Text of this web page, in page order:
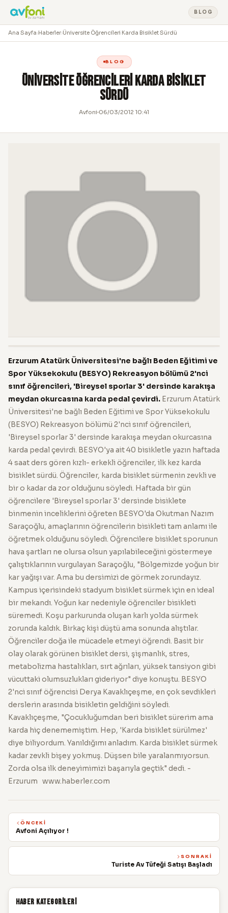
BLOG
Ana Sayfa›Haberler›Üniversite Öğrencileri Karda Bisiklet Sürdü
BLOG
Üniversite Öğrencileri Karda Bisiklet
Sürdü
Avfoni 06/03/2012 10:41
Erzurum Atatürk Üniversitesi'ne bağlı Beden Eğitimi ve
Spor Yüksekokulu (BESYO) Rekreasyon bölümü 2'nci
sınıf öğrencileri, 'Bireysel sporlar 3' dersinde karakışa
meydan okurcasına karda pedal çevirdi. Erzurum Atatürk
Üniversitesi'ne bağlı Beden Eğitimi ve Spor Yüksekokulu
(BESYO) Rekreasyon bölümü 2'nci sınıf öğrencileri,
'Bireysel sporlar 3' dersinde karakışa meydan okurcasına
karda pedal çevirdi. BESYO'ya ait 40 bisikletle yazın haftada
4 saat ders gören kızlı- erkekli öğrenciler, ilk kez karda
bisiklet sürdü. Öğrenciler, karda bisiklet sürmenin zevkli ve
bir o kadar da zor olduğunu söyledi. Haftada bir gün
öğrencilere 'Bireysel sporlar 3' dersinde bisiklete
binmenin inceliklerini öğreten BESYO'da Okutman Nazım
Saraçoğlu, amaçlarının öğrencilerin bisikleti tam anlamı ile
öğretmek olduğunu söyledi. Öğrencilere bisiklet sporunun
hava şartları ne olursa olsun yapılabileceğini göstermeye
çalıştıklarının vurgulayan Saraçoğlu, "Bölgemizde yoğun bir
kar yağışı var. Ama bu dersimizi de görmek zorundayız.
Kampus içerisindeki stadyum bisiklet sürmek için en ideal
bir mekandı. Yoğun kar nedeniyle öğrenciler bisikleti
süremedi. Koşu parkurunda oluşan karlı yolda sürmek
zorunda kaldık. Birkaç kişi düştü ama sonunda alıştılar.
Öğrenciler doğa ile mücadele etmeyi öğrendi. Basit bir
olay olarak görünen bisiklet dersi, şişmanlık, stres,
metabolizma hastalıkları, sırt ağrıları, yüksek tansiyon gibi
vücuttaki olumsuzlukları gideriyor" diye konuştu. BESYO
2'nci sınıf öğrencisi Derya Kavaklıçeşme, en çok sevdikleri
derslerin arasında bisikletin geldiğini söyledi.
Kavaklıçeşme, "Çocukluğumdan beri bisiklet sürerim ama
karda hiç denememiştim. Hep, 'Karda bisiklet sürülmez'
diye biliyordum. Yanıldığımı anladım. Karda bisiklet sürmek
kadar zevkli bişey yokmuş. Düşsen bile yaralanmıyorsun.
Zorda olsa ilk deneyimimizi başarıyla geçtik" dedi. -
Erzurum www.haberler.com
ÖNCEKI
Avfoni Açılıyor !
SONRAKI
Turiste Av Tüfeği Satışı Başladı
Haber Kategorileri